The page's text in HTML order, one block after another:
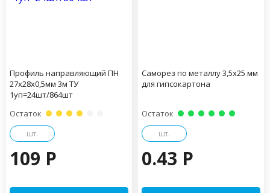
Профиль направляющий ПН
27х28х0,5мм 3м ТУ
1уп=24шт/864шт
Остаток
шт.
109 P
Саморез по металлу 3,5х25 мм
для гипсокартона
Остаток
шт.
0.43 P